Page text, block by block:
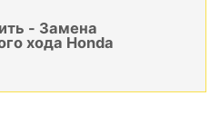
- Замена
хода Honda